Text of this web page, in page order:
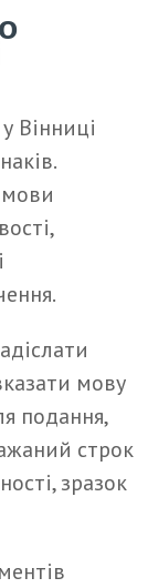
Вінниці
мови
мову
подання,
строк
зразок